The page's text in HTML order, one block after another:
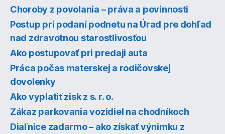
Choroby z povolania – práva a povinnosti
Postup pri podaní podnetu na Úrad pre dohľad
nad zdravotnou starostlivosťou
Ako postupovať pri predaji auta
Práca počas materskej a rodičovskej
dovolenky
Ako vyplatiť zisk z s. r. o.
Zákaz parkovania vozidiel na chodníkoch
Diaľnice zadarmo – ako získať výnimku z